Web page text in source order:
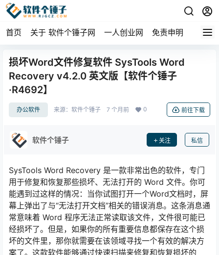
首页 关于 软件个锤子网 一人创业网 免责申明
损坏Word文件修复软件 SysTools Word
Recovery v4.2.0 英文版【软件个锤子
·R4692】
办公软件 来源： 软件个锤子 7 个月前 0 前往下载
软件个锤子 关注 私信
SysTools Word Recovery 是一款非常出色的软件，专门
用于修复和恢复那些损坏、无法打开的 Word 文件。你可
能遇到过这样的情况：当你试图打开一个Word文档时，屏
幕上弹出了与“无法打开文档”相关的错误消息。这条消息通
常意味着 Word 程序无法正常读取该文件，文件很可能已
经损坏了。但是，如果你的所有重要信息都保存在这个损
坏的文件里，那你就需要在该领域寻找一个有效的解决方
案了。这款软件能够通过快速扫描来修复和恢复损坏的